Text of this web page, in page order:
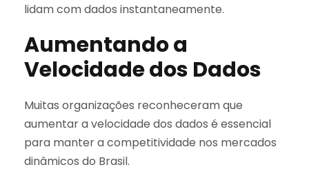
lidam com dados instantaneamente.
Aumentando a
Velocidade dos Dados
Muitas organizações reconheceram que
aumentar a velocidade dos dados é essencial
para manter a competitividade nos mercados
dinâmicos do Brasil.